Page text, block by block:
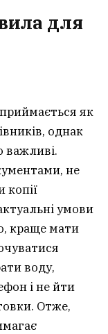
для
як
однак
важливі.
не
копії
умови
краще мати
воду,
і не йти
Отже,